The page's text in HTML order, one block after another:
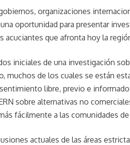
organizaciones
oportunidad para presentar
acuciantes que afronta hoy la
iniciales de una investigación
muchos de los cuales se están
libre, previo e
sobre alternativas no
fácilmente a las comunidades de
actuales de las áreas